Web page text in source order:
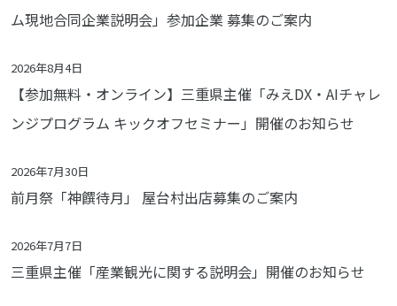
ム現地合同企業説明会」参加企業 募集のご案内
【参加無料・オンライン】三重県主催「みえDX・AIチャレ
ンジプログラム キックオフセミナー」開催のお知らせ
2026年8月4日
前月祭「神饌待月」 屋台村出店募集のご案内
2026年7月30日
三重県主催「産業観光に関する説明会」開催のお知らせ
2026年7月7日